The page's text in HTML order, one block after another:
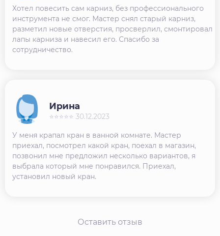
Хотел повесить сам карниз, без профессионального
инструмента не смог. Мастер снял старый карниз,
разметил новые отверстия, просверлил, смонтировал
лапы карниза и навесил его. Спасибо за
сотрудничество.
У меня крапал кран в ванной комнате. Мастер
приехал, посмотрел какой кран, поехал в магазин,
позвонил мне предложил несколько вариантов, я
выбрала который мне понравился. Приехал,
установил новый кран.
Ирина
⭐⭐⭐⭐⭐ 30.12.2023
Оставить отзыв